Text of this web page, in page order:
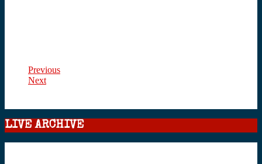
Previous
Next
LIVE ARCHIVE